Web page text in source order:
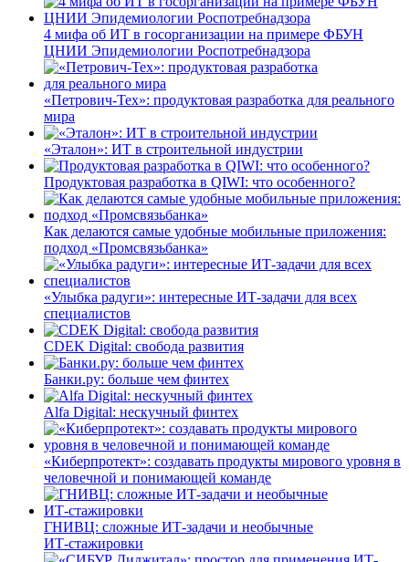
4 мифа об ИТ в госорганизации на примере ФБУН
ЦНИИ Эпидемиологии Роспотребнадзора
«Петрович-Тех»: продуктовая разработка для реального
мира
«Эталон»: ИТ в строительной индустрии
Продуктовая разработка в QIWI: что особенного?
Как делаются самые удобные мобильные приложения:
подход «Промсвязьбанка»
«Улыбка радуги»: интересные ИТ-задачи для всех
специалистов
CDEK Digital: свобода развития
Банки.ру: больше чем финтех
Alfa Digital: нескучный финтех
«Киберпротект»: создавать продукты мирового уровня в
человечной и понимающей команде
ГНИВЦ: сложные ИТ‑задачи и необычные
ИТ‑стажировки